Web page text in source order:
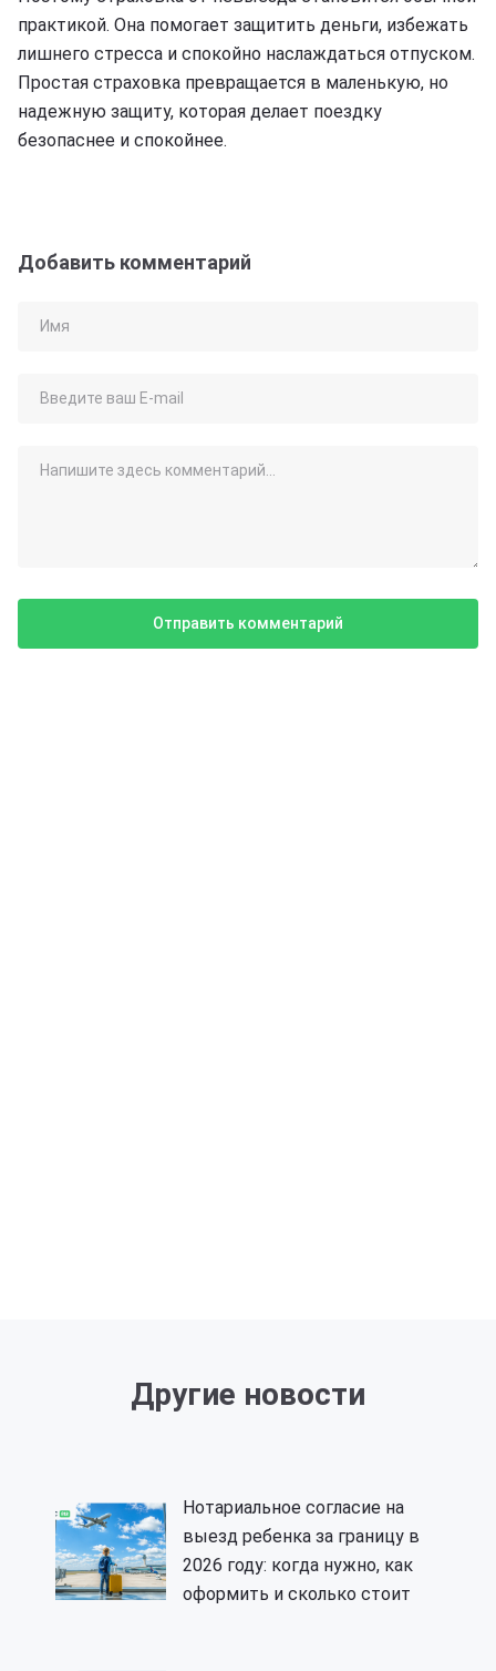
практикой. Она помогает защитить деньги, избежать
лишнего стресса и спокойно наслаждаться отпуском.
Простая страховка превращается в маленькую, но
надежную защиту, которая делает поездку
безопаснее и спокойнее.
Добавить комментарий
Другие новости
Нотариальное согласие на
выезд ребенка за границу в
2026 году: когда нужно, как
оформить и сколько стоит